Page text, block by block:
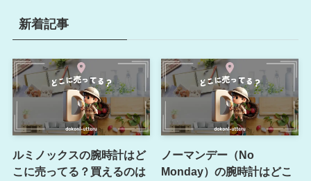
新着記事
ルミノックスの腕時計はど
こに売ってる？買えるのは
ノーマンデー（No
Monday）の腕時計はどこ